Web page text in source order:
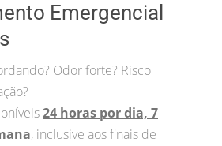
Emergencial
Odor forte? Risco
24 horas por dia, 7
, inclusive aos finais de